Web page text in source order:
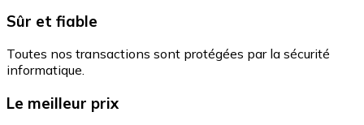
Sûr et fiable
Toutes nos transactions sont protégées par la sécurité
informatique.
Le meilleur prix